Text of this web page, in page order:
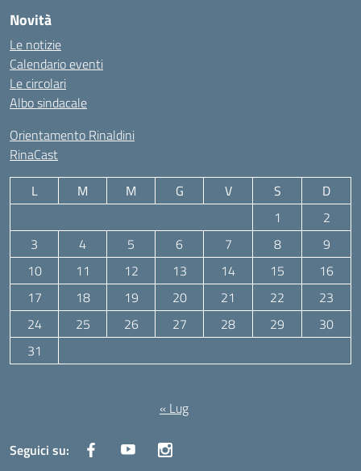
Novità
Le notizie
Calendario eventi
Le circolari
Albo sindacale
Orientamento Rinaldini
RinaCast
L M M G V S
D
1
2
3
4 5 6 7 8
9
10
11 12 13 14 15
16
17
18 19 20 21 22
23
24
25 26 27 28 29
30
31
« Lug
Seguici su: